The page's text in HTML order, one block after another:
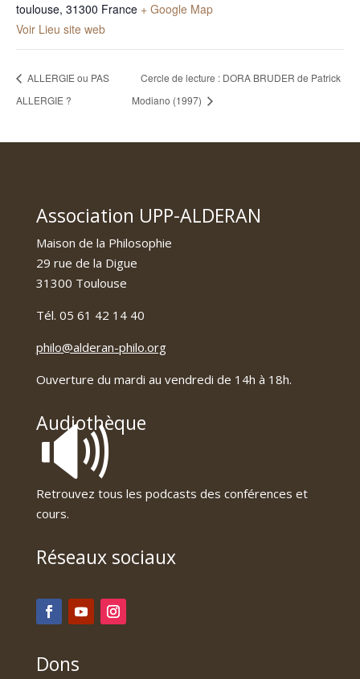
toulouse, 31300 France + Google Map
Voir Lieu site web
ALLERGIE ou PAS
ALLERGIE ?
Cercle de lecture : DORA BRUDER de Patrick
Modiano (1997)
Association UPP-ALDERAN
Maison de la Philosophie
29 rue de la Digue
31300 Toulouse
Tél. 05 61 42 14 40
philo@alderan-philo.org
Ouverture du mardi au vendredi de 14h à 18h.
Audiothèque
🔊
Retrouvez tous les podcasts des conférences et
cours.
Réseaux sociaux
Dons